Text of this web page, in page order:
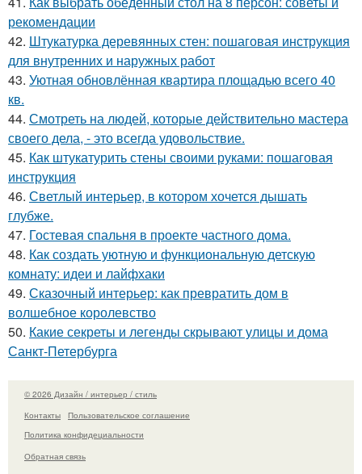
рекомендации
42. Штукатурка деревянных стен: пошаговая инструкция
для внутренних и наружных работ
43. Уютная обновлённая квартира площадью всего 40
кв.
44. Смотреть на людей, которые действительно мастера
своего дела, - это всегда удовольствие.
45. Как штукатурить стены своими руками: пошаговая
инструкция
46. Светлый интерьер, в котором хочется дышать
глубже.
47. Гостевая спальня в проекте частного дома.
48. Как создать уютную и функциональную детскую
комнату: идеи и лайфхаки
49. Сказочный интерьер: как превратить дом в
волшебное королевство
50. Какие секреты и легенды скрывают улицы и дома
Санкт-Петербурга
© 2026 Дизайн / интерьер / стиль
Контакты
Пользовательское соглашение
Политика конфидециальности
Обратная связь